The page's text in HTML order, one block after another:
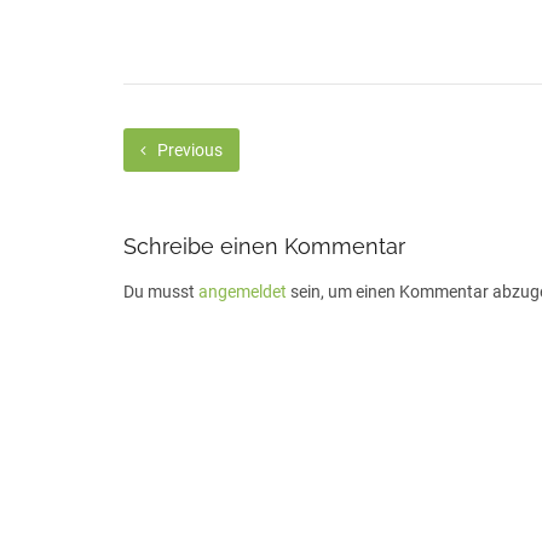
Previous
Schreibe einen Kommentar
Du musst angemeldet sein, um einen Kommentar